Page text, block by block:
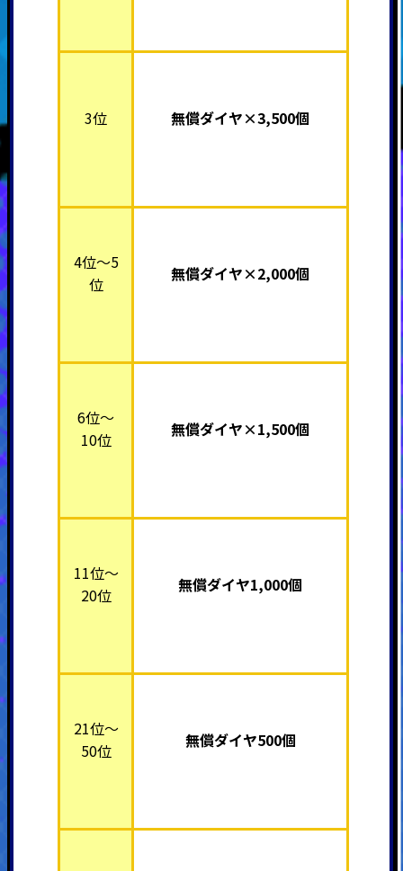
3位 無償ダイヤ×3,500個
4位～5
位
無償ダイヤ×2,000個
6位～
10位
無償ダイヤ×1,500個
11位～
20位
無償ダイヤ1,000個
21位～
50位
無償ダイヤ500個